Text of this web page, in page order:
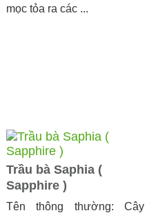
mọc tỏa ra các ...
Trầu bà Saphia (
Sapphire )
Tên thông thường: Cây